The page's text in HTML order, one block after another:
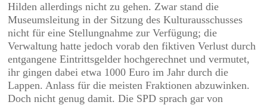
Hilden allerdings nicht zu gehen. Zwar stand die
Museumsleitung in der Sitzung des Kulturausschusses
nicht für eine Stellungnahme zur Verfügung; die
Verwaltung hatte jedoch vorab den fiktiven Verlust durch
entgangene Eintrittsgelder hochgerechnet und vermutet,
ihr gingen dabei etwa 1000 Euro im Jahr durch die
Lappen. Anlass für die meisten Fraktionen abzuwinken.
Doch nicht genug damit. Die SPD sprach gar von